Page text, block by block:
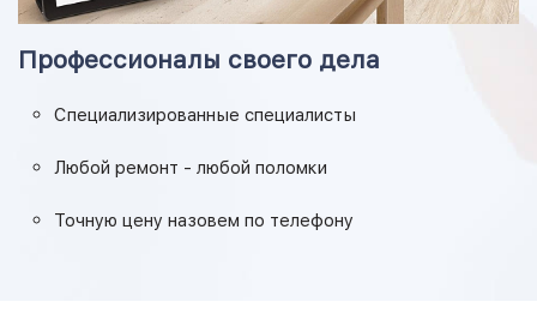
Профессионалы своего дела
Специализированные специалисты
Любой ремонт - любой поломки
Точную цену назовем по телефону